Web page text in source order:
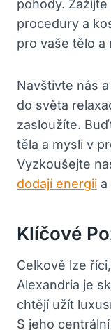
pohody.
procedury a
pro vaše tělo a
Navštivte nás
do světa
zasloužíte.
těla a mysli v
Vyzkoušejte
dodají energii a
Klíčové
Celkově lze
Alexandria je
chtějí užít
S jeho